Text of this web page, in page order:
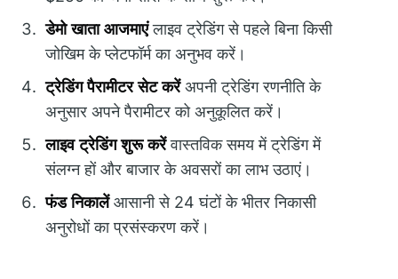
डेमो खाता आजमाएंलाइव ट्रेडिंग से पहले बिना किसी
जोखिम के प्लेटफॉर्म का अनुभव करें।
ट्रेडिंग पैरामीटर सेट करेंअपनी ट्रेडिंग रणनीति के
अनुसार अपने पैरामीटर को अनुकूलित करें।
लाइव ट्रेडिंग शुरू करेंवास्तविक समय में ट्रेडिंग में
संलग्न हों और बाजार के अवसरों का लाभ उठाएं।
फंड निकालेंआसानी से 24 घंटों के भीतर निकासी
अनुरोधों का प्रसंस्करण करें।